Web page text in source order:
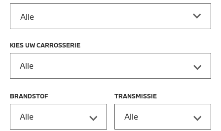
KIES UW CARROSSERIE
Alle
BRANDSTOF
Alle
TRANSMISSIE
Alle